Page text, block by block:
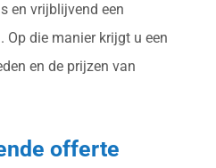
en vrijblijvend een
die manier krijgt u een
en de prijzen van
offerte